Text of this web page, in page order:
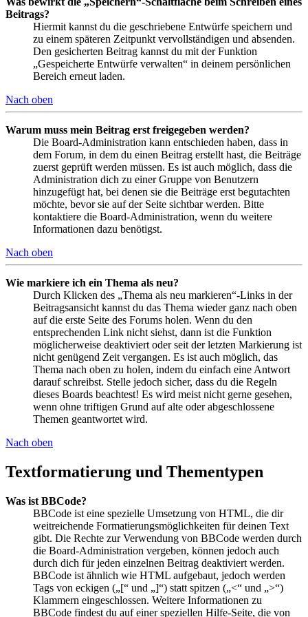
Beitrags?
Hiermit kannst du die geschriebene Entwürfe speichern und
zu einem späteren Zeitpunkt vervollständigen und absenden.
Den gesicherten Beitrag kannst du mit der Funktion
„Gespeicherte Entwürfe verwalten“ in deinem persönlichen
Bereich erneut laden.
Nach oben
Warum muss mein Beitrag erst freigegeben werden?
Die Board-Administration kann entschieden haben, dass in
dem Forum, in dem du einen Beitrag erstellt hast, die Beiträge
zuerst geprüft werden müssen. Es ist auch möglich, dass die
Administration dich zu einer Gruppe von Benutzern
hinzugefügt hat, bei denen sie die Beiträge erst begutachten
möchte, bevor sie auf der Seite sichtbar werden. Bitte
kontaktiere die Board-Administration, wenn du weitere
Informationen dazu benötigst.
Nach oben
Wie markiere ich ein Thema als neu?
Durch Klicken des „Thema als neu markieren“-Links in der
Beitragsansicht kannst du das Thema wieder ganz nach oben
auf die erste Seite des Forums holen. Wenn du den
entsprechenden Link nicht siehst, dann ist die Funktion
möglicherweise deaktiviert oder seit der letzten Markierung ist
nicht genügend Zeit vergangen. Es ist auch möglich, das
Thema nach oben zu holen, indem du einfach eine Antwort
darauf schreibst. Stelle jedoch sicher, dass du die Regeln
dieses Boards beachtest! Es wird meist nicht gerne gesehen,
wenn ohne triftigen Grund auf alte oder abgeschlossene
Themen geantwortet wird.
Nach oben
Textformatierung und Thementypen
Was ist BBCode?
BBCode ist eine spezielle Umsetzung von HTML, die dir
weitreichende Formatierungsmöglichkeiten für deinen Text
gibt. Die Rechte zur Verwendung von BBCode werden durch
die Board-Administration vergeben, können jedoch auch
durch dich für jeden einzelnen Beitrag deaktiviert werden.
BBCode ist ähnlich wie HTML aufgebaut, jedoch werden
Tags von eckigen („[“ und „]“) statt spitzen („<“ und „>“)
Klammern eingeschlossen. Weitere Informationen zu
BBCode findest du auf einer speziellen Hilfe-Seite, die von